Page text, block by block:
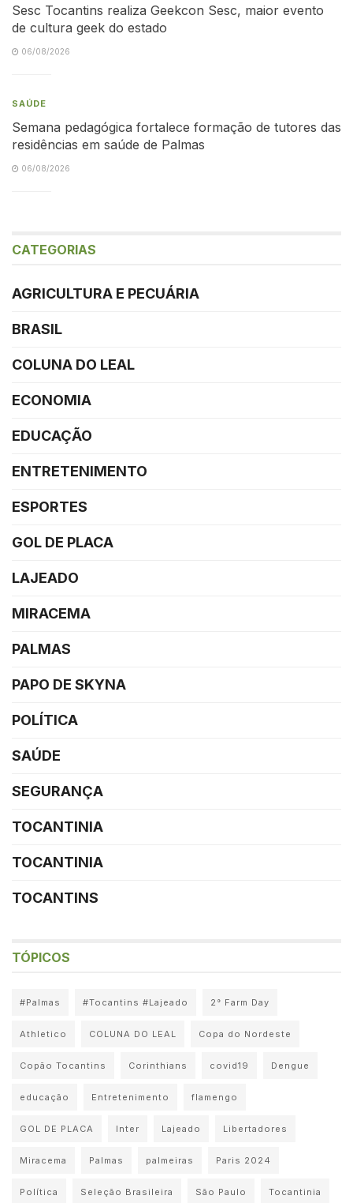
Sesc Tocantins realiza Geekcon Sesc, maior evento
de cultura geek do estado
06/08/2026
SAÚDE
Semana pedagógica fortalece formação de tutores das
residências em saúde de Palmas
06/08/2026
CATEGORIAS
AGRICULTURA E PECUÁRIA
BRASIL
COLUNA DO LEAL
ECONOMIA
EDUCAÇÃO
ENTRETENIMENTO
ESPORTES
GOL DE PLACA
LAJEADO
MIRACEMA
PALMAS
PAPO DE SKYNA
POLÍTICA
SAÚDE
SEGURANÇA
TOCANTINIA
TOCANTINIA
TOCANTINS
TÓPICOS
#Palmas #Tocantins #Lajeado 2° Farm Day
Athletico COLUNA DO LEAL Copa do Nordeste
Copão Tocantins Corinthians covid19 Dengue
educação Entretenimento flamengo
GOL DE PLACA Inter Lajeado Libertadores
Miracema Palmas palmeiras Paris 2024
Política Seleção Brasileira São Paulo Tocantinia